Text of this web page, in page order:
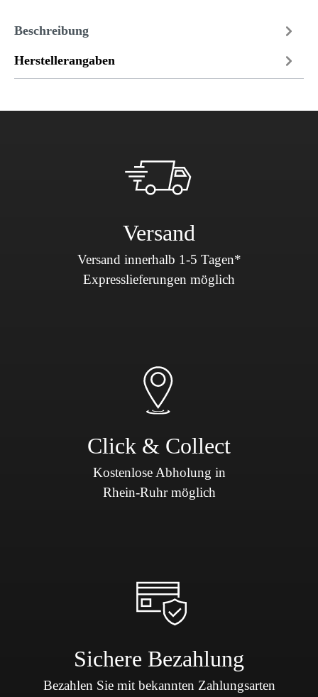
Beschreibung
Herstellerangaben
Versand
Versand innerhalb 1-5 Tagen*
Expresslieferungen möglich
Click & Collect
Kostenlose Abholung in
Rhein-Ruhr möglich
Sichere Bezahlung
Bezahlen Sie mit bekannten Zahlungsarten